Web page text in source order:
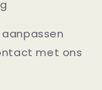
met ons